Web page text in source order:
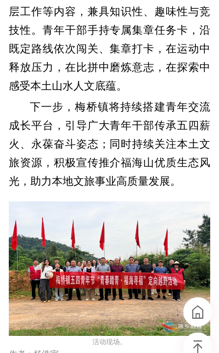
层工作等内容，兼具知识性、趣味性与竞
技性。青年干部手持专属集章任务卡，沿
既定路线依次闯关、集章打卡，在运动中
释放压力，在比拼中磨炼意志，在探索中
感受本土山水人文底蕴。
下一步，梅桥镇将持续搭建青年交流
成长平台，引导广大青年干部传承五四薪
火、永葆奋斗姿态；同时持续关注本土文
旅资源，积极宣传推介福海山优质生态风
光，助力本地文旅事业高质量发展。
活动现场。